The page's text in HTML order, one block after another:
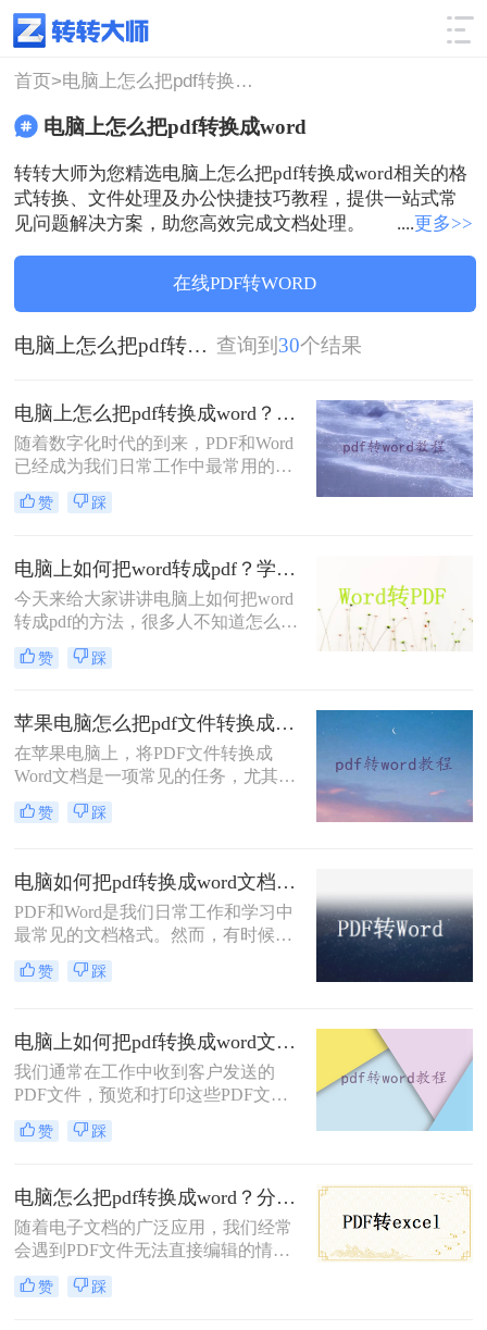
使用技巧 筛选
首页> 电脑上怎么把pdf转换成word
电脑上怎么把pdf转换成word
转转大师为您精选电脑上怎么把pdf转换成word相关的格
式转换、文件处理及办公快捷技巧教程，提供一站式常
见问题解决方案，助您高效完成文档处理。
....更多>>
在线PDF转WORD
电脑上怎么把pdf转换成word 查询到 30个结果
电脑上怎么把pdf转换成word？介绍三种简单易行的方法！
​随着数字化时代的到来，PDF和Word
已经成为我们日常工作中最常用的两
种文件格式。然而，有时候我们需要
将PDF文件转换为Word格式，以便更
那么电脑上怎么把pdf转换成word呢？
本文将介绍三种简单易行的方法，帮
助您轻松实现PDF到Word的转换。
赞 踩
电脑上如何把word转成pdf？学会这三种方法，从此文件格式转换不求人
今天来给大家讲讲电脑上如何把word
转成pdf的方法，很多人不知道怎么转
换格式，工作之后经常遇到相同的问
题，如果不会，那就比较麻烦了，没
pdf，教你快速掌握转换方法。
赞 踩
苹果电脑怎么把pdf文件转换成word？这5种方法快速转换格式！
在苹果电脑上，将PDF文件转换成
Word文档是一项常见的任务，尤其在
处理文档编辑、格式调整或内容提取
时显得尤为重要。那么苹果电脑怎么
Word的方法，帮助用户轻松完成转
换。
赞 踩
电脑如何把pdf转换成word文档？试试这个方法吧！
PDF和Word是我们日常工作和学习中
最常见的文档格式。然而，有时候我
们可能会遇到需要将PDF转换成Word
的情况，这样可以方便我们编辑和修
提供一些实用的工具和技巧。
赞 踩
电脑上如何把pdf转换成word文档？分享四招轻松搞定！
我们通常在工作中收到客户发送的
PDF文件，预览和打印这些PDF文件
非常方便，但编辑很难修改。通常，
我们需要在网上找到一些PDF转换
档，然后在Word中编辑。那么有没有
好用的pdf转word可推荐呢？当然是有
的，下面一起来看看吧。
赞 踩
电脑怎么把pdf转换成word？分享四种简单方法！
随着电子文档的广泛应用，我们经常
会遇到PDF文件无法直接编辑的情
况。幸运的是，有一种简单而高效的
方法可以将PDF文件转换成可编辑的
赞 踩